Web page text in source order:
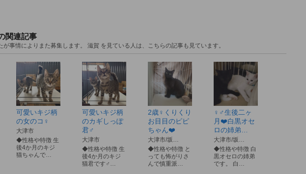
関連記事
が事情によりまた募集します。 滋賀 を見ている人は、こちらの記事も見ています。
可愛いキジ柄
の女のコ♀
大津市
◆性格や特徴 生
後4か月のキジ
猫ちゃんで…
可愛いキジ柄
のカギしっぽ
君♂
大津市
◆性格や特徴 生
後4か月のキジ
猫君です♂…
2歳♀くりくり
お目目のピピ
ちゃん❤️
大津市/坂…
◆性格や特徴 と
っても怖がりさ
んで慎重派…
♀♂生後二ヶ
月❤️白黒オセ
ロの姉弟…
大津市/坂…
◆性格や特徴 白
黒オセロの姉弟
です。 白…